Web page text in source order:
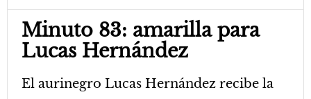
Minuto 83: amarilla para
Lucas Hernández
El aurinegro Lucas Hernández recibe la